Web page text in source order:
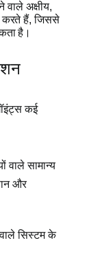
वाले अक्षीय,
करते हैं, जिससे
है।
कई
वाले सामान्य
और
सिस्टम के